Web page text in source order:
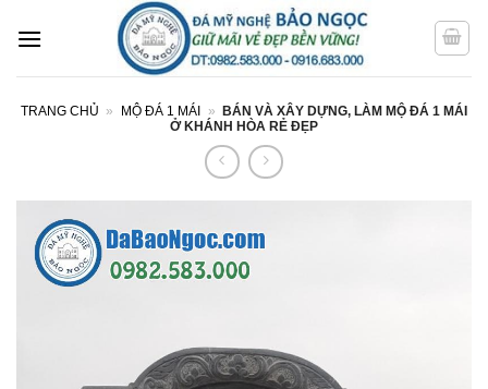
qua
TRANG CHỦ » MỘ ĐÁ 1 MÁI »
BÁN VÀ XÂY DỰNG, LÀM MỘ ĐÁ 1 MÁI
Ở KHÁNH HÒA RẺ ĐẸP